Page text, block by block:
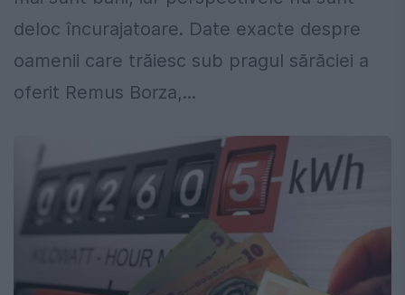
deloc încurajatoare. Date exacte despre
oamenii care trăiesc sub pragul sărăciei a
oferit Remus Borza,...